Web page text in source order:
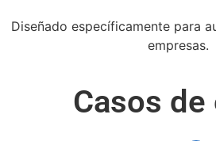
Diseñado específicamente para
empresas.
Casos de